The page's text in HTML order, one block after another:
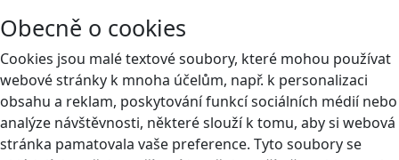
Obecně o cookies
Cookies jsou malé textové soubory, které mohou používat
webové stránky k mnoha účelům, např. k personalizaci
obsahu a reklam, poskytování funkcí sociálních médií nebo
analýze návštěvnosti, některé slouží k tomu, aby si webová
stránka pamatovala vaše preference. Tyto soubory se